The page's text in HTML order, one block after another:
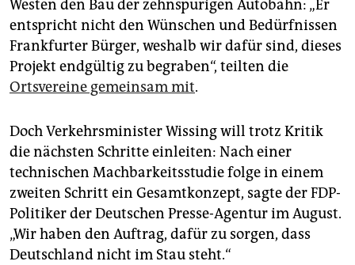
Westen den Bau der zehnspurigen Autobahn: „Er
entspricht nicht den Wünschen und Bedürfnissen
Frankfurter Bürger, weshalb wir dafür sind, dieses
Projekt endgültig zu begraben“, teilten die
Ortsvereine gemeinsam mit.
Doch Verkehrsminister Wissing will trotz Kritik
die nächsten Schritte einleiten: Nach einer
technischen Machbarkeitsstudie folge in einem
zweiten Schritt ein Gesamtkonzept, sagte der FDP-
Politiker der Deutschen Presse-Agentur im August.
„Wir haben den Auftrag, dafür zu sorgen, dass
Deutschland nicht im Stau steht.“